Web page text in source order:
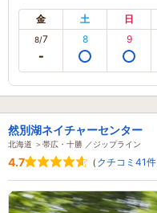
金 土 日
8/7 8 9
然別湖ネイチャーセンター
北海道 ＞帯広・十勝 ／ジップライン
4.7 （ クチコミ41件